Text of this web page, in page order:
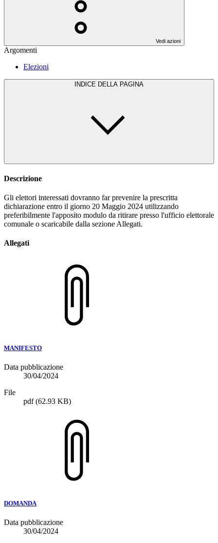
Vedi azioni
Argomenti
Elezioni
INDICE DELLA PAGINA
Descrizione
Gli elettori interessati dovranno far prevenire la prescritta
dichiarazione entro il giorno 20 Maggio 2024 utilizzando
preferibilmente l'apposito modulo da ritirare presso l'ufficio elettorale
comunale o scaricabile dalla sezione Allegati.
Allegati
MANIFESTO
Data pubblicazione
30/04/2024
File
pdf(62.93 KB)
DOMANDA
Data pubblicazione
30/04/2024